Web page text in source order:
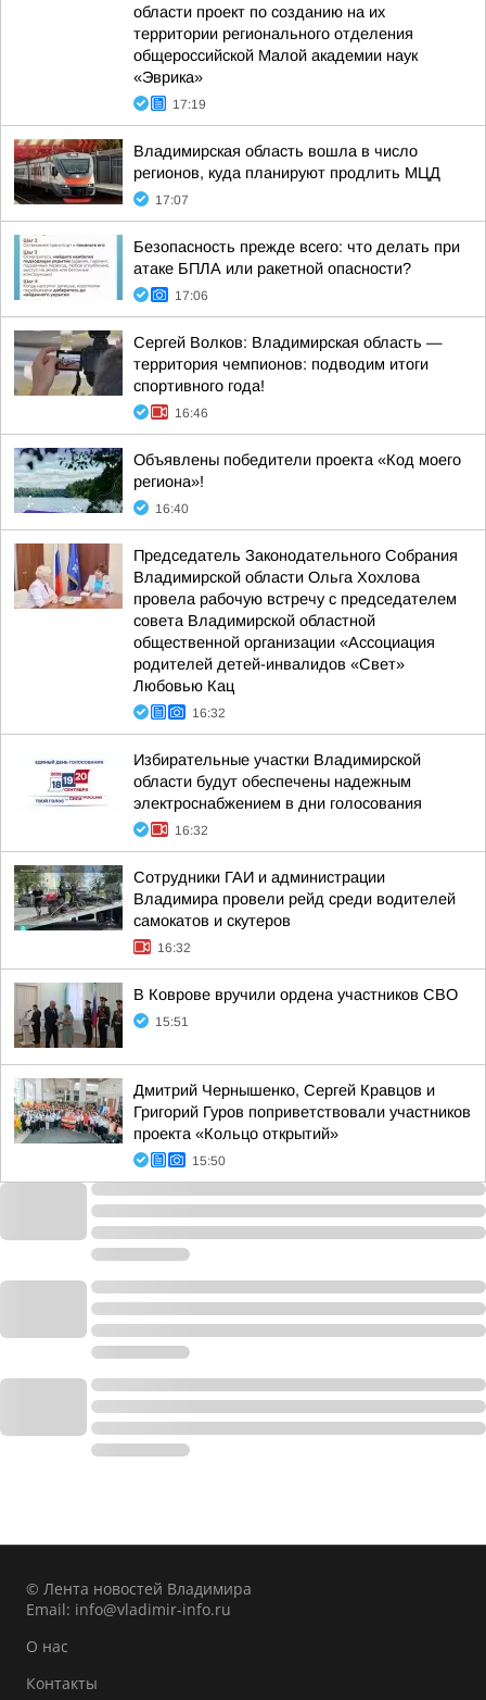
области проект по созданию на их
территории регионального отделения
общероссийской Малой академии наук
«Эврика»
17:19
Владимирская область вошла в число
регионов, куда планируют продлить МЦД
17:07
Безопасность прежде всего: что делать при
атаке БПЛА или ракетной опасности?
17:06
Сергей Волков: Владимирская область —
территория чемпионов: подводим итоги
спортивного года!
16:46
Объявлены победители проекта «Код моего
региона»!
16:40
Председатель Законодательного Собрания
Владимирской области Ольга Хохлова
провела рабочую встречу с председателем
совета Владимирской областной
общественной организации «Ассоциация
родителей детей-инвалидов «Свет»
Любовью Кац
16:32
Избирательные участки Владимирской
области будут обеспечены надежным
электроснабжением в дни голосования
16:32
Сотрудники ГАИ и администрации
Владимира провели рейд среди водителей
самокатов и скутеров
16:32
В Коврове вручили ордена участников СВО
15:51
Дмитрий Чернышенко, Сергей Кравцов и
Григорий Гуров поприветствовали участников
проекта «Кольцо открытий»
15:50
© Лента новостей Владимира
Email: info@vladimir-info.ru
О нас
Контакты